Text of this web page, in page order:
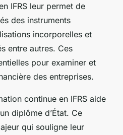
IFRS leur permet de
des instruments
incorporelles et
entre autres. Ces
pour examiner et
des entreprises.
continue en IFRS aide
diplôme d’État. Ce
qui souligne leur